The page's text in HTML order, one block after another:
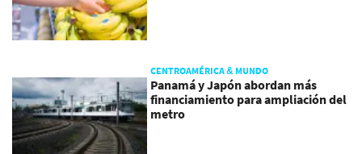
CENTROAMÉRICA & MUNDO
Panamá y Japón abordan más
financiamiento para ampliación del
metro